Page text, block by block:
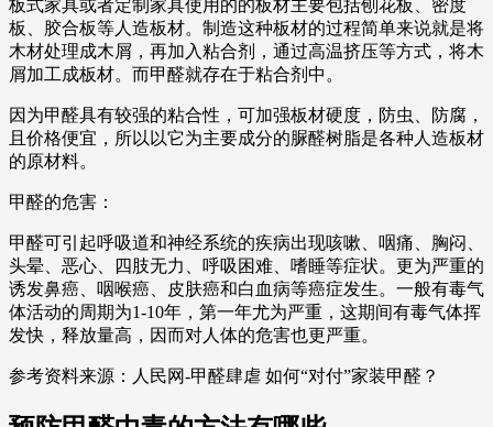
板式家具或者定制家具使用的的板材主要包括刨花板、密度
板、胶合板等人造板材。制造这种板材的过程简单来说就是将
木材处理成木屑，再加入粘合剂，通过高温挤压等方式，将木
屑加工成板材。而甲醛就存在于粘合剂中。
因为甲醛具有较强的粘合性，可加强板材硬度，防虫、防腐，
且价格便宜，所以以它为主要成分的脲醛树脂是各种人造板材
的原材料。
甲醛的危害：
甲醛可引起呼吸道和神经系统的疾病出现咳嗽、咽痛、胸闷、
头晕、恶心、四肢无力、呼吸困难、嗜睡等症状。更为严重的
诱发鼻癌、咽喉癌、皮肤癌和白血病等癌症发生。一般有毒气
体活动的周期为1-10年，第一年尤为严重，这期间有毒气体挥
发快，释放量高，因而对人体的危害也更严重。
参考资料来源：人民网-甲醛肆虐 如何“对付”家装甲醛？